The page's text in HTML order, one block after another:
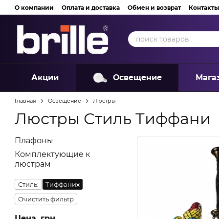
Перейти к основному контенту
О компании Оплата и доставка Обмен и возврат Контакты
Акции Освещение
Главная Освещение Люстры
Люстры Стиль Тиффани
Плафоны
Комплектующие к
люстрам
Стиль:
Тиффани
Очистить фильтр